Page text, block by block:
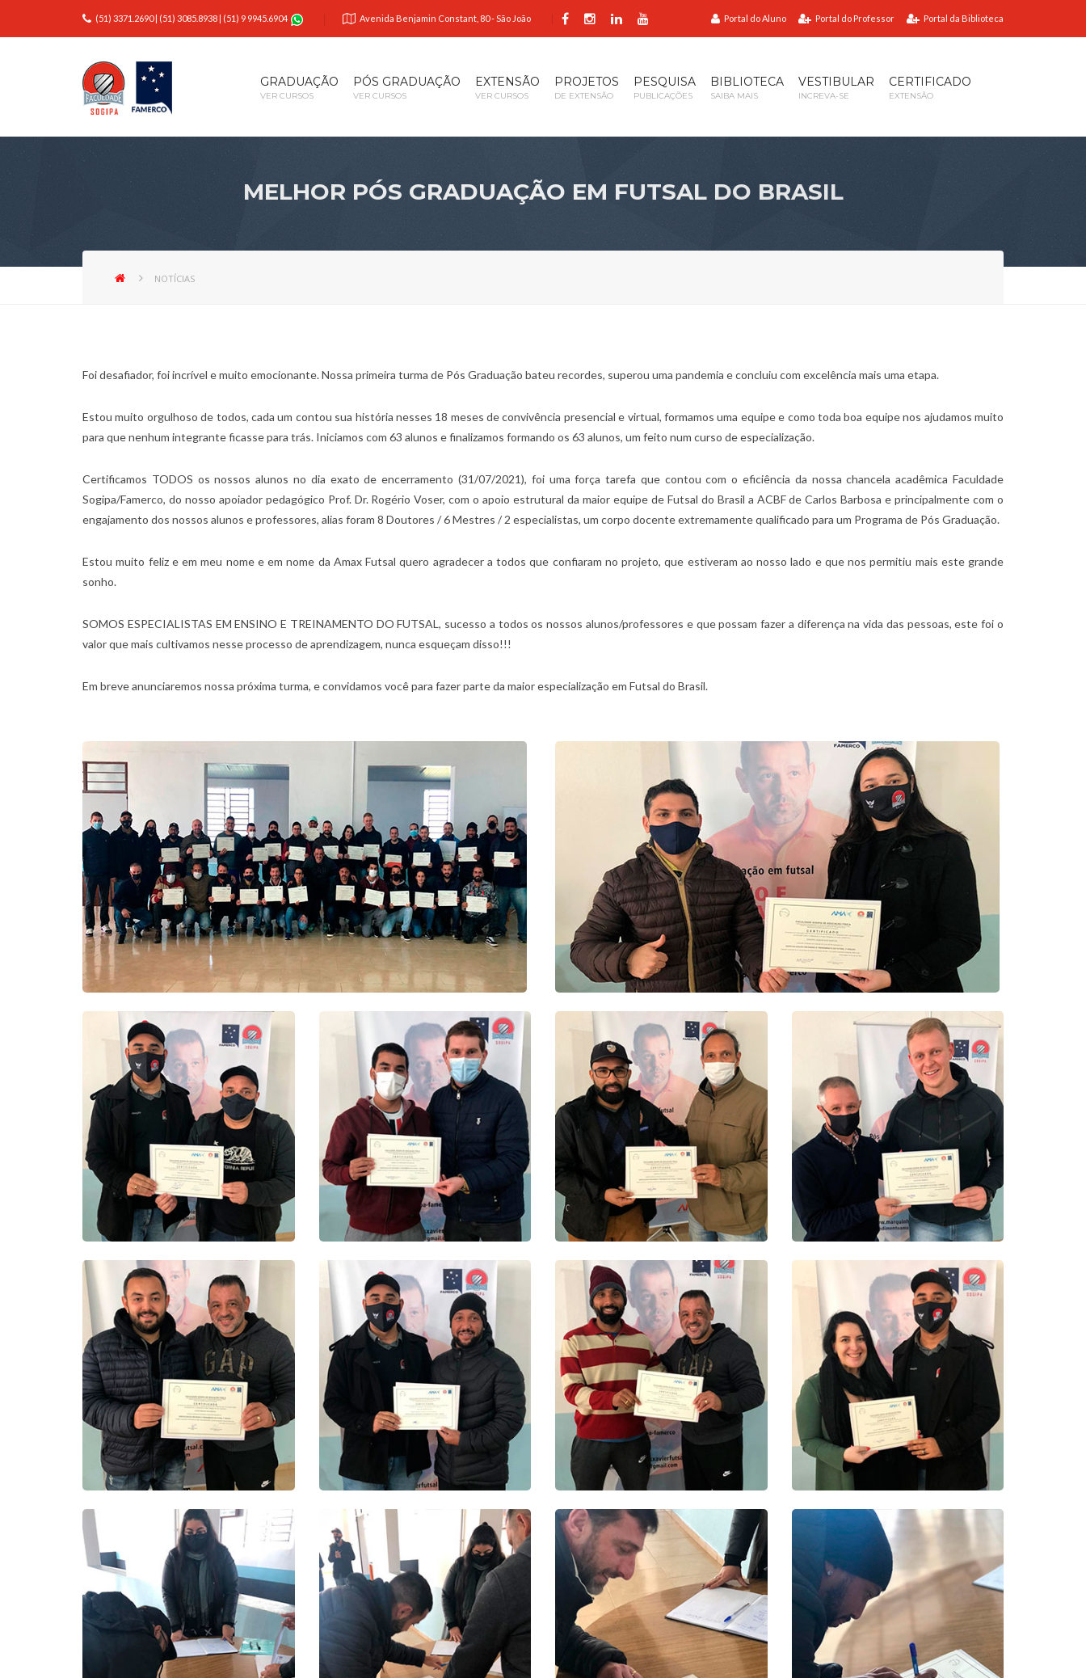
(51) 3371.2690| (51) 3085.8938 | (51) 9 9945.6904 Avenida Benjamin Constant, 80 - São João Portal do Aluno Portal do Professor Portal da Biblioteca
GRADUAÇÃO
VER CURSOS
PÓS GRADUAÇÃO
VER CURSOS
EXTENSÃO
VER CURSOS
PROJETOS
DE EXTENSÃO
PESQUISA
PUBLICAÇÕES
BIBLIOTECA
SAIBA MAIS
VESTIBULAR
INCREVA-SE
CERTIFICADO
EXTENSÃO
MELHOR PÓS GRADUAÇÃO EM FUTSAL DO BRASIL
NOTÍCIAS
Foi desafiador, foi incrível e muito emocionante. Nossa primeira turma de Pós Graduação bateu recordes, superou uma pandemia e concluiu com excelência mais uma etapa.
Estou muito orgulhoso de todos, cada um contou sua história nesses 18 meses de convivência presencial e virtual, formamos uma equipe e como toda boa equipe nos ajudamos muito
para que nenhum integrante ficasse para trás. Iniciamos com 63 alunos e finalizamos formando os 63 alunos, um feito num curso de especialização.
Certificamos TODOS os nossos alunos no dia exato de encerramento (31/07/2021), foi uma força tarefa que contou com o eficiência da nossa chancela acadêmica Faculdade
Sogipa/Famerco, do nosso apoiador pedagógico Prof. Dr. Rogério Voser, com o apoio estrutural da maior equipe de Futsal do Brasil a ACBF de Carlos Barbosa e principalmente com o
engajamento dos nossos alunos e professores, alias foram 8 Doutores / 6 Mestres / 2 especialistas, um corpo docente extremamente qualificado para um Programa de Pós Graduação.
Estou muito feliz e em meu nome e em nome da Amax Futsal quero agradecer a todos que confiaram no projeto, que estiveram ao nosso lado e que nos permitiu mais este grande
sonho.
SOMOS ESPECIALISTAS EM ENSINO E TREINAMENTO DO FUTSAL, sucesso a todos os nossos alunos/professores e que possam fazer a diferença na vida das pessoas, este foi o
valor que mais cultivamos nesse processo de aprendizagem, nunca esqueçam disso!!!
Em breve anunciaremos nossa próxima turma, e convidamos você para fazer parte da maior especialização em Futsal do Brasil.